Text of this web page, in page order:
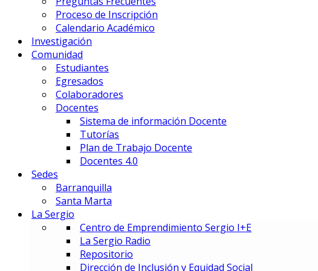
Innovación y Economía de Datos
Marketing Integral y Negocios Globales
Preuniversitario
Preparatorio en Teatro Musical
Postgrados
DOCTORADO:
DIN – Doctorado en Innovación y Negocios
MAESTRÍAS:
Proceso de Inscripción
Calendario Académico
Investigación
Comunidad
Estudiantes
Egresados
Colaboradores
Docentes
Sistema de información Docente
Tutorías
Plan de Trabajo Docente
Docentes 4.0
Sedes
Barranquilla
Santa Marta
La Sergio
Centro de Emprendimiento Sergio I+E
La Sergio Radio
Repositorio
Dirección de Inclusión y Equidad Social